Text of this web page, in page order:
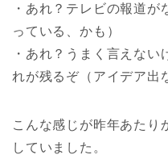
・あれ？テレビの報道
っている、かも）
・あれ？うまく言えな
れが残るぞ（アイデア出
こんな感じが昨年あたり
していました。